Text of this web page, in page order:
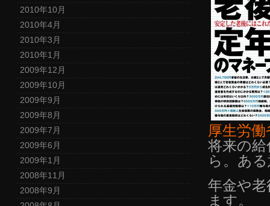
2010年10月
2010年4月
2010年3月
2010年1月
2009年12月
2009年10月
2009年9月
2009年8月
2009年7月
2009年6月
2009年1月
2008年11月
2008年9月
厚生労
将来の
ら。あ
年金や
ます。